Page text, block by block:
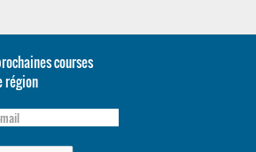
courses
région